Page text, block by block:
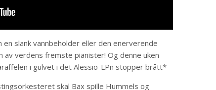
en slank vannbeholder eller den enerverende
verdens fremste pianister! Og denne uken
i gulvet i det Alessio-LPn stopper brått*
skal Bax spille Hummels og